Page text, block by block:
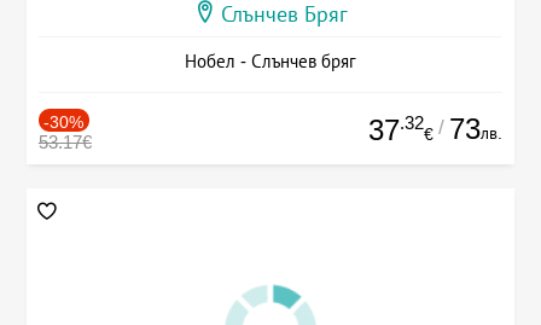
Слънчев Бряг
Нобел - Слънчев бряг
-30%
53.17€ 37.32
€ / 73лв.